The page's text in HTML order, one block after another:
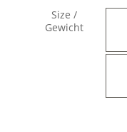
Size /
Gewicht